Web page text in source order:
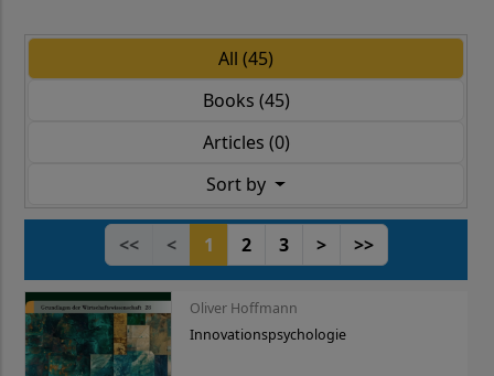
All (45)
Books (45)
Articles (0)
Sort by
<< < 1 2 3 > >>
Oliver Hoffmann
Innovationspsychologie